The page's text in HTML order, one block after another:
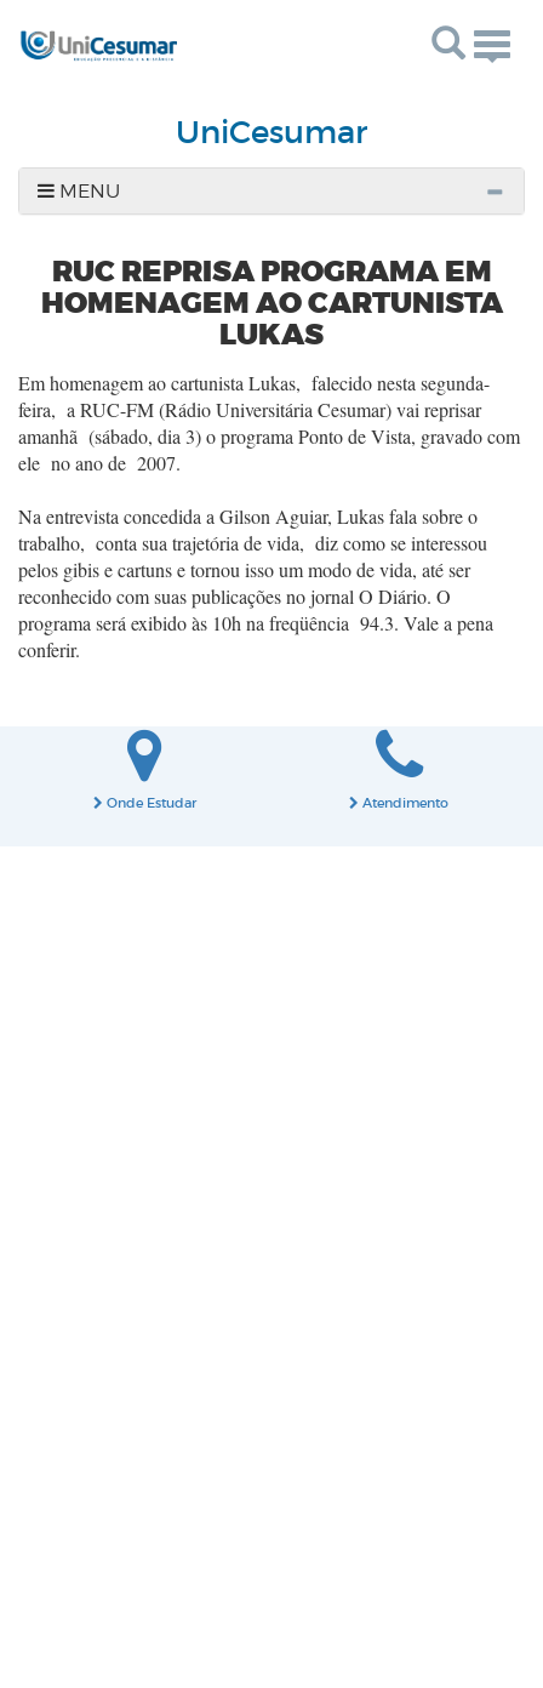
UniCesumar
MENU
RUC REPRISA PROGRAMA EM
HOMENAGEM AO CARTUNISTA
LUKAS
Em homenagem ao cartunista Lukas, falecido nesta segunda-
feira, a RUC-FM (Rádio Universitária Cesumar) vai reprisar
amanhã (sábado, dia 3) o programa Ponto de Vista, gravado com
ele no ano de 2007.
Na entrevista concedida a Gilson Aguiar, Lukas fala sobre o
trabalho, conta sua trajetória de vida, diz como se interessou
pelos gibis e cartuns e tornou isso um modo de vida, até ser
reconhecido com suas publicações no jornal O Diário. O
programa será exibido às 10h na freqüência 94.3. Vale a pena
conferir.
Onde Estudar Atendimento